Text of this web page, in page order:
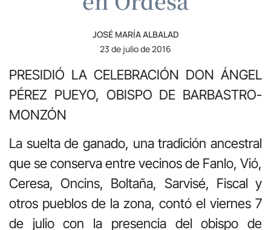
JOSÉ MARÍA ALBALAD
23 de julio de 2016
PRESIDIÓ LA CELEBRACIÓN DON ÁNGEL
PÉREZ PUEYO, OBISPO DE BARBASTRO-
MONZÓN
La suelta de ganado, una tradición ancestral
que se conserva entre vecinos de Fanlo, Vió,
Ceresa, Oncins, Boltaña, Sarvisé, Fiscal y
otros pueblos de la zona, contó el viernes 7
de julio con la presencia del obispo de